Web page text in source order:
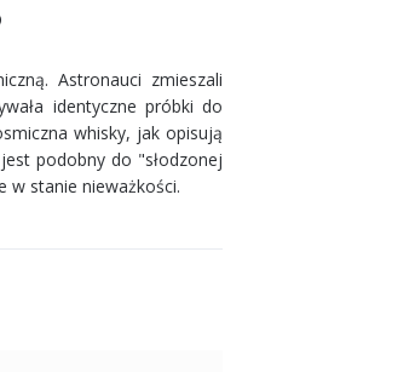
Astronauci zmieszali
identyczne próbki do
whisky, jak opisują
podobny do "słodzonej
w stanie nieważkości.